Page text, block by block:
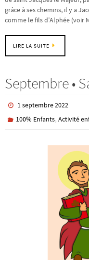
grâce à ses chemins, il y a
comme le fils d’Alphée (voir
LIRE LA SUITE
Septembre •
1 septembre 2022
100% Enfants,Activité